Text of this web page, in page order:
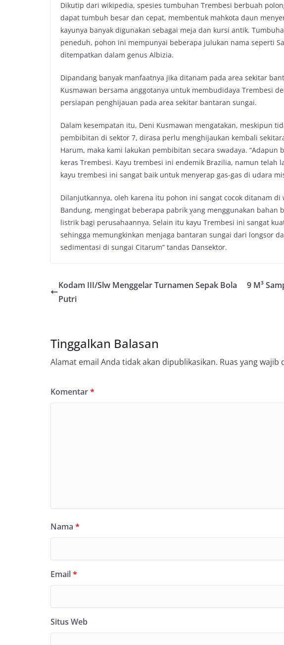
o
k
r
p
p
n
k
Dikutip dari wikipedia, spesies tumbuhan Trembesi berbuah
dapat tumbuh besar dan cepat, membentuk mahkota daun
kayunya banyak digunakan sebagai meja dan kursi antik.
peneduh, pohon ini mempunyai beberapa julukan nama seperti
ditempatkan dalam genus Albizia.
Dipandang banyak manfaatnya jika ditanam pada area sekitar
Kusmawan bersama anggotanya untuk membudidaya Trembesi
persiapan penghijauan pada area sekitar bantaran sungai.
Dalam kesempatan itu, Deni Kusmawan mengatakan, meskipun
pembibitan di sektor 7, dirasa perlu menghijaukan kembali
Harum, maka kami lakukan pembibitan secara swadaya.
keras Trembesi. Kayu trembesi ini endemik Brazilia, namun telah
kayu trembesi ini sangat baik untuk menyerap gas-gas di udara
Dilanjutkannya, oleh karena itu pohon ini sangat cocok ditanam di
Bandung, mengingat beberapa pabrik yang menggunakan bahan
listrik bagi perusahaannya. Selain itu kayu Trembesi ini sangat
sehingga memungkinkan menjaga bantaran sungai dari longsor
sedimentasi di sungai Citarum” tandas Dansektor.
Kodam III/Slw Menggelar Turnamen Sepak Bola
Putri
9 M³
Tinggalkan Balasan
Alamat email Anda tidak akan dipublikasikan. Ruas yang wajib
Komentar*
Nama *
Email*
Situs Web